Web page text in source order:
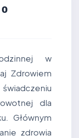
w
Zdrowiem
dla
Głównym
zdrowia